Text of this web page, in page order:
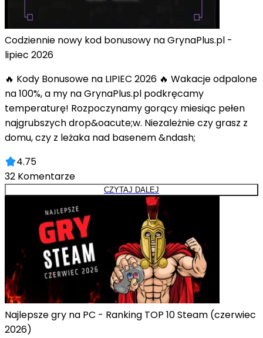
Codziennie nowy kod bonusowy na GrynaPlus.pl -
lipiec 2026
🔥 Kody Bonusowe na LIPIEC 2026 🔥 Wakacje odpalone
na 100%, a my na GrynaPlus.pl podkręcamy
temperaturę! Rozpoczynamy gorący miesiąc pełen
najgrubszych drop&oacute;w. Niezależnie czy grasz z
domu, czy z leżaka nad basenem &ndash;
4.75
32 Komentarze
CZYTAJ DALEJ
Najlepsze gry na PC - Ranking TOP 10 Steam (czerwiec
2026)